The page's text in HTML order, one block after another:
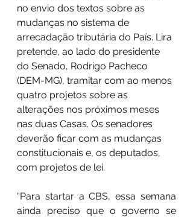
no envio dos textos sobre as
mudanças no sistema de
arrecadação tributária do País. Lira
pretende, ao lado do presidente
do Senado, Rodrigo Pacheco
(DEM-MG), tramitar com ao menos
quatro projetos sobre as
alterações nos próximos meses
nas duas Casas. Os senadores
deverão ficar com as mudanças
constitucionais e, os deputados,
com projetos de lei.
“Para startar a CBS, essa semana
ainda preciso que o governo se